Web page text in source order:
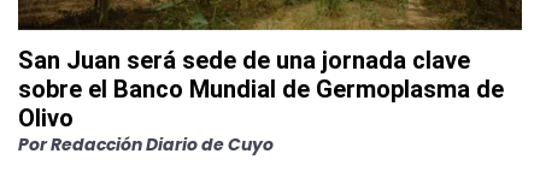
San Juan será sede de una jornada clave
sobre el Banco Mundial de Germoplasma de
Olivo
PorRedacción Diario de Cuyo